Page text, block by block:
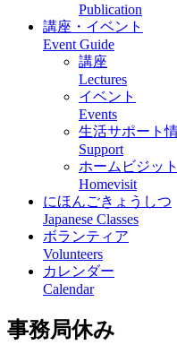
Publication
講座・イベント
Event Guide
講座
Lectures
イベント
Events
生活サポート
Support
ホームビジット
Homevisit
にほんごきょうしつ
Japanese Classes
ボランティア
Volunteers
カレンダー
Calendar
事務局休み